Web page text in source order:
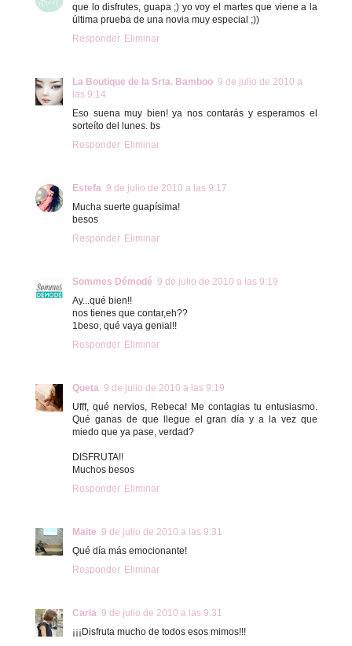
que lo disfrutes, guapa ;) yo voy el martes que viene a la
última prueba de una novia muy especial ;))
Responder Eliminar
La Boutique de la Srta. Bamboo 9 de julio de 2010 a
las 9:14
Eso suena muy bien! ya nos contarás y esperamos el
sorteíto del lunes. bs
Responder Eliminar
Estefa 9 de julio de 2010 a las 9:17
Mucha suerte guapísima!
besos
Responder Eliminar
Sommes Démodé 9 de julio de 2010 a las 9:19
Ay...qué bien!!
nos tienes que contar,eh??
1beso, qué vaya genial!!
Responder Eliminar
Queta 9 de julio de 2010 a las 9:19
Ufff, qué nervios, Rebeca! Me contagias tu entusiasmo.
Qué ganas de que llegue el gran día y a la vez que
miedo que ya pase, verdad?
DISFRUTA!!
Muchos besos
Responder Eliminar
Maite 9 de julio de 2010 a las 9:31
Qué día más emocionante!
Responder Eliminar
Carla 9 de julio de 2010 a las 9:31
¡¡¡Disfruta mucho de todos esos mimos!!!